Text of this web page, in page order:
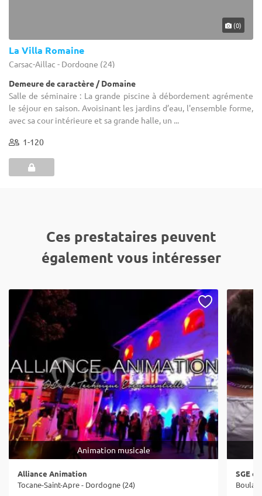
(0)
La Villa Romaine
Carsac-Aillac - Dordogne (24)
Demeure de caractère / Domaine
Salle de séminaire : La grande piscine à débordement agrémente
le séjour en saison. Avoisinant les jardins d’eau, l'ensemble forme,
avec sa cour intérieure et sa grande halle, un ...
1-120
Ces prestataires peuvent
également vous intéresser
Animation musicale
Alliance Animation
Tocane-Saint-Apre - Dordogne (24)
SGE